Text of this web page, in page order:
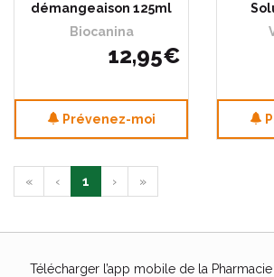
démangeaison 125ml
Biocanina
12,95€
Prévenez-moi
« ‹ 1 › »
Télécharger l’app mobile de la